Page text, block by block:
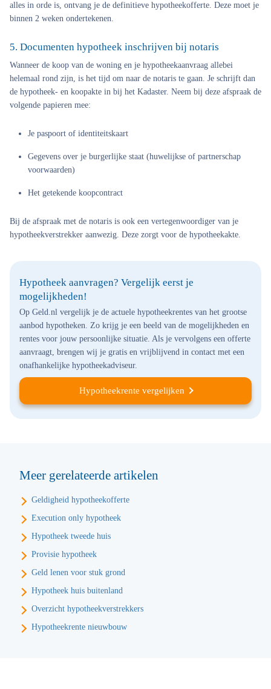
alles in orde is, ontvang je de definitieve hypotheekofferte. Deze moet je
binnen 2 weken ondertekenen.
5. Documenten hypotheek inschrijven bij notaris
Wanneer de koop van de woning en je hypotheekaanvraag allebei
helemaal rond zijn, is het tijd om naar de notaris te gaan. Je schrijft dan
de hypotheek- en koopakte in bij het Kadaster. Neem bij deze afspraak de
volgende papieren mee:
Je paspoort of identiteitskaart
Gegevens over je burgerlijke staat (huwelijkse of partnerschap
voorwaarden)
Het getekende koopcontract
Bij de afspraak met de notaris is ook een vertegenwoordiger van je
hypotheekverstrekker aanwezig. Deze zorgt voor de hypotheekakte.
Hypotheek aanvragen? Vergelijk eerst je
mogelijkheden!
Op Geld.nl vergelijk je de actuele hypotheekrentes van het grootse
aanbod hypotheken. Zo krijg je een beeld van de mogelijkheden en
rentes voor jouw persoonlijke situatie. Als je vervolgens een offerte
aanvraagt, brengen wij je gratis en vrijblijvend in contact met een
onafhankelijke hypotheekadviseur.
Hypotheekrente vergelijken
Meer gerelateerde artikelen
Geldigheid hypotheekofferte
Execution only hypotheek
Hypotheek tweede huis
Provisie hypotheek
Geld lenen voor stuk grond
Hypotheek huis buitenland
Overzicht hypotheekverstrekkers
Hypotheekrente nieuwbouw